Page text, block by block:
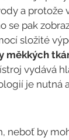
a protože
se pak
složité
měkkých
vydává
je nutná
neboť by